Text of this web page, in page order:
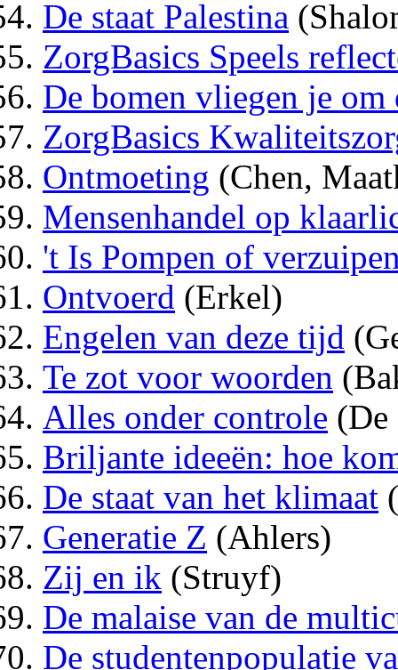
De staat Palestina
ZorgBasics Speels
De bomen vliegen je om
ZorgBasics
Ontmoeting (Chen,
Mensenhandel op
't Is Pompen of
Ontvoerd (Erkel)
Engelen van deze tijd
Te zot voor woorden
Alles onder controle
Briljante ideeën: hoe
De staat van het klimaat
Generatie Z (Ahlers)
Zij en ik (Struyf)
De malaise van de
De studentenpopulatie